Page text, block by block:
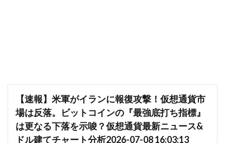
【速報】米軍がイランに報復攻撃！仮想通貨市
場は反落。ビットコインの『最強底打ち指標』
は更なる下落を示唆？仮想通貨最新ニュース&
ドル建てチャート分析2026-07-08 16:03:13